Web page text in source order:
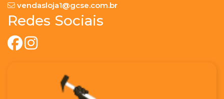
vendasloja1@gcse.com.br
Redes Sociais